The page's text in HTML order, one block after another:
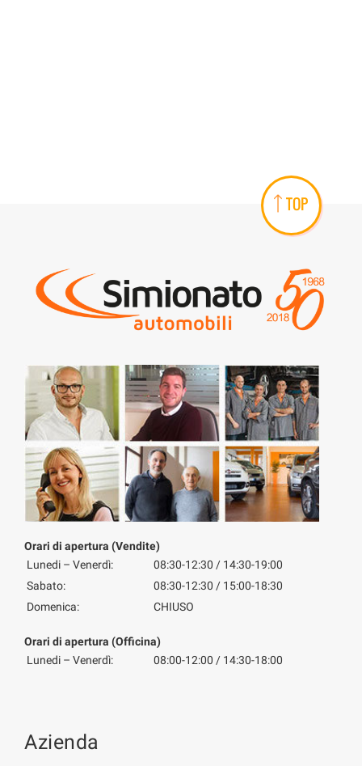
TOP
Orari di apertura (Vendite)
Lunedi – Venerdì:
08:30-12:30 / 14:30-19:00
Sabato:
08:30-12:30 / 15:00-18:30
Domenica:
CHIUSO
Orari di apertura (Officina)
Lunedi – Venerdì:
08:00-12:00 / 14:30-18:00
Azienda